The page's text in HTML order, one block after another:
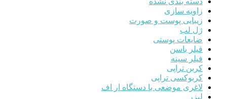
زاویه سازی
زیبایی پوست و صورت
ژل لب
ضایعات پوستی
فیلر باسن
فیلر سینه
کربن تراپی
کربوکسی تراپی
لاغری موضعی با دستگاه ار اف
لیزر